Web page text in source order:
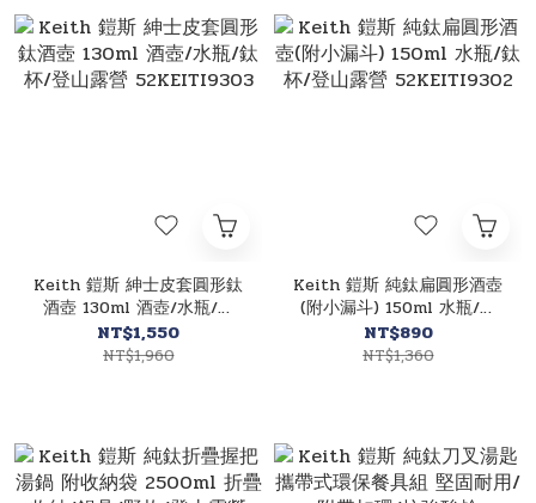
Keith 鎧斯 紳士皮套圓形鈦
酒壺 130ml 酒壺/水瓶/鈦
杯/登山露營 52KEITI9303
NT$1,550
NT$1,960
Keith 鎧斯 純鈦扁圓形酒壺
(附小漏斗) 150ml 水瓶/鈦
杯/登山露營 52KEITI9302
NT$890
NT$1,360